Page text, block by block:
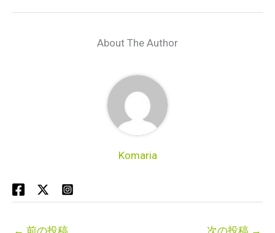
About The Author
Komaria
← 前の投稿 次の投稿 →